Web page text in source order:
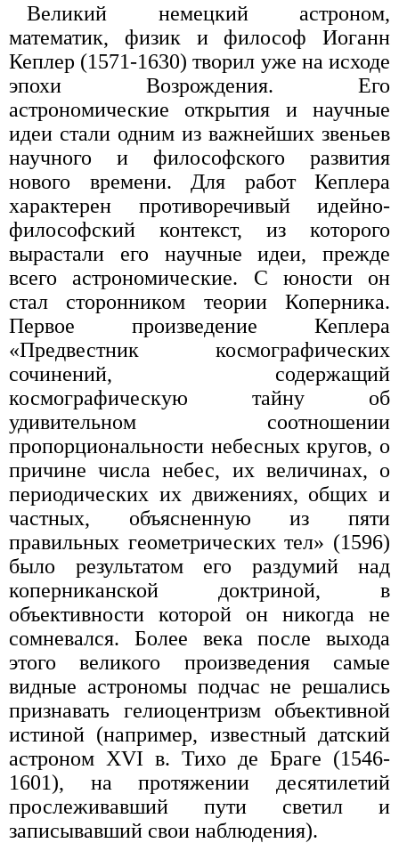
Великий немецкий астроном,
математик, физик и философ Иоганн
Кеплер (1571-1630) творил уже на исходе
эпохи Возрождения. Его
астрономические открытия и научные
идеи стали одним из важнейших звеньев
научного и философского развития
нового времени. Для работ Кеплера
характерен противоречивый идейно-
философский контекст, из которого
вырастали его научные идеи, прежде
всего астрономические. С юности он
стал сторонником теории Коперника.
Первое произведение Кеплера
«Предвестник космографических
сочинений, содержащий
космографическую тайну об
удивительном соотношении
пропорциональности небесных кругов, о
причине числа небес, их величинах, о
периодических их движениях, общих и
частных, объясненную из пяти
правильных геометрических тел» (1596)
было результатом его раздумий над
коперниканской доктриной, в
объективности которой он никогда не
сомневался. Более века после выхода
этого великого произведения самые
видные астрономы подчас не решались
признавать гелиоцентризм объективной
истиной (например, известный датский
астроном XVI в. Тихо де Браге (1546-
1601), на протяжении десятилетий
прослеживавший пути светил и
записывавший свои наблюдения).